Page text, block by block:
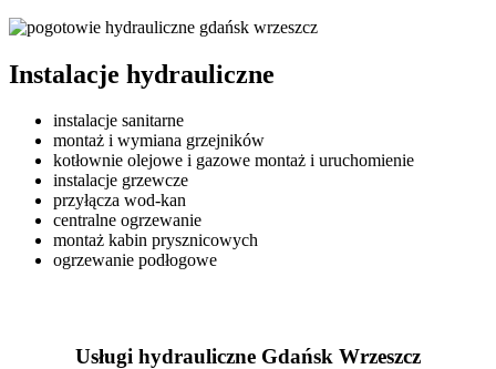
Instalacje hydrauliczne
instalacje sanitarne
montaż i wymiana grzejników
kotłownie olejowe i gazowe montaż i uruchomienie
instalacje grzewcze
przyłącza wod-kan
centralne ogrzewanie
montaż kabin prysznicowych
ogrzewanie podłogowe
Usługi hydrauliczne Gdańsk Wrzeszcz